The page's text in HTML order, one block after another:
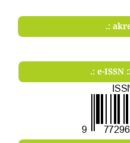
.:
.: e-ISSN